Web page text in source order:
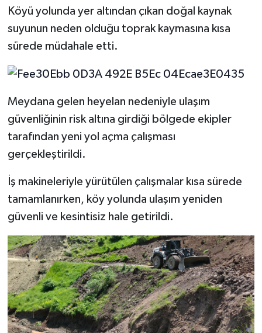
Köyü yolunda yer altından çıkan doğal kaynak
suyunun neden olduğu toprak kaymasına kısa
sürede müdahale etti.
Meydana gelen heyelan nedeniyle ulaşım
güvenliğinin risk altına girdiği bölgede ekipler
tarafından yeni yol açma çalışması
gerçekleştirildi.
İş makineleriyle yürütülen çalışmalar kısa sürede
tamamlanırken, köy yolunda ulaşım yeniden
güvenli ve kesintisiz hale getirildi.